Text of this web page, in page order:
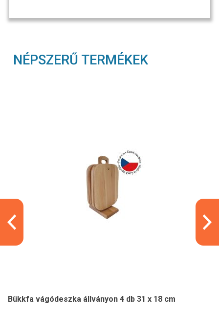
NÉPSZERŰ TERMÉKEK
Bükkfa vágódeszka állványon 4 db 31 x 18 cm